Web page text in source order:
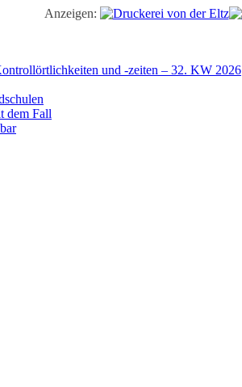
Anzeigen:
und -zeiten – 32. KW 2026
dem Fall